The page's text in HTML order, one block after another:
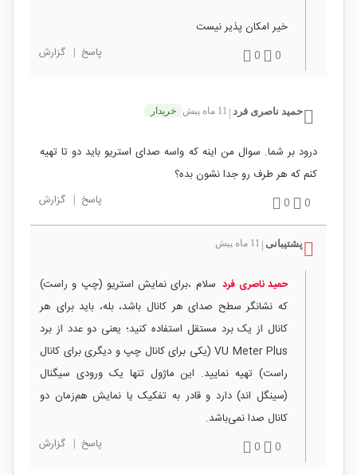
خیر امکان پذیر نیست
0
0 پاسخ | گزارش
حمید ناصری فرد | 11 ماه پیش خریدار
درود بر شما. سوال من اینه که واسه صدای استریو باید دو تا تهیه
کنم که هر طرف رو‌ جدا نشون بده؟
0
0 پاسخ | گزارش
پشتیبانی | 11 ماه پیش
حمید ناصری فرد سلام ،برای نمایش استریو (چپ و راست)
که نشانگر سطح صدای هر کانال باشد، بله، باید برای هر
کانال از یک برد مستقل استفاده کنید؛ یعنی دو عدد از برد
VU Meter Plus (یکی برای کانال چپ و دیگری برای کانال
راست) تهیه نمایید. این ماژول تنها یک ورودی سیگنال
(سینگل اند) دارد و قادر به تفکیک یا نمایش هم‌زمان دو
کانال صدا نمی‌باشد.
0
0 پاسخ | گزارش